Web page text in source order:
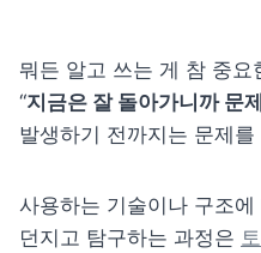
뭐든 알고 쓰는 게 참 중요
“지금은 잘 돌아가니까 문
발생하기 전까지는 문제
사용하는 기술이나 구조
던지고 탐구하는 과정은